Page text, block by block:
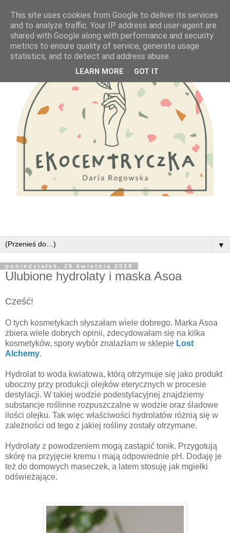
▼
poniedziałek, 29 kwietnia 2019
Ulubione hydrolaty i maska Asoa
Cześć!
O tych kosmetykach słyszałam wiele dobrego. Marka Asoa
zbiera wiele dobrych opinii, zdecydowałam się na kilka
kosmetyków, spory wybór znalazłam w sklepie Lost
Alchemy.
Hydrolat to woda kwiatowa, którą otrzymuje się jako produkt
uboczny przy produkcji olejków eterycznych w procesie
destylacji. W takiej wodzie podestylacyjnej znajdziemy
substancje roślinne rozpuszczalne w wodzie oraz śladowe
ilości olejku. Tak więc właściwości hydrolatów różnią się w
zależności od tego z jakiej rośliny zostały otrzymane.
Hydrolaty z powodzeniem mogą zastąpić tonik. Przygotują
skórę na przyjęcie kremu i mają odpowiednie pH. Dodaję je
też do domowych maseczek, a latem stosuję jak mgiełki
odświeżające.
This site uses cookies from Google to deliver its services
and to analyze traffic. Your IP address and user-agent are
shared with Google along with performance and security
metrics to ensure quality of service, generate usage
statistics, and to detect and address abuse.
LEARN MORE GOT IT